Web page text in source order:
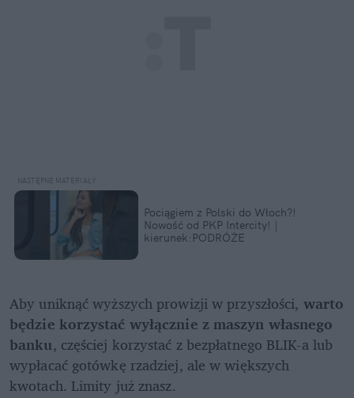
Pociągiem z Polski do Włoch?!
Nowość od PKP Intercity! |
kierunek:PODRÓŻE
Aby uniknąć wyższych prowizji w przyszłości, warto
będzie korzystać wyłącznie z maszyn własnego
banku, częściej korzystać z bezpłatnego BLIK-a lub
wypłacać gotówkę rzadziej, ale w większych
kwotach. Limity już znasz.